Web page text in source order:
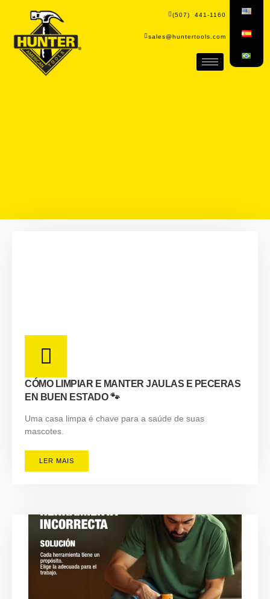
(507) 441-1160
sales@huntertools.com
CÓMO LIMPIAR E MANTER JAULAS E PECERAS
EN BUEN ESTADO 🐾
Uma casa limpa é chave para a saúde de suas
mascotes.
LER MAIS